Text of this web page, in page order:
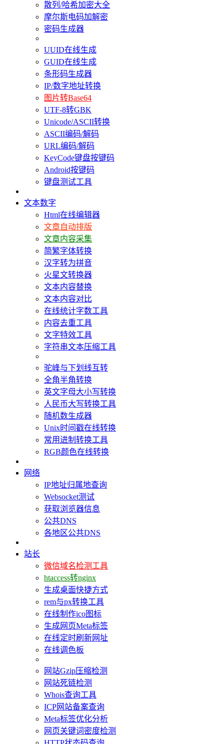
散列/哈希加密大全
摩尔斯电码加解密
密码生成器
UUID在线生成
GUID在线生成
条形码生成器
IP/数字地址转换
图片转Base64
UTF-8转GBK
Unicode/ASCII转换
ASCII编码/解码
URL编码/解码
KeyCode键盘按键码
Android按键码
键盘测试工具
文本数字
Html在线编辑器
文章自动排版
文章内容采集
简繁字体转换
汉字转为拼音
火星文转换器
文本内容替换
文本内容对比
在线统计字数工具
内容去重工具
文字特效工具
字符串文本压缩工具
驼峰与下划线互转
全角半角转换
英文字母大小写转换
人民币大写转换工具
随机数生成器
Unix时间戳在线转换
常用进制转换工具
RGB颜色在线转换
网络
IP地址归属地查询
Websocket测试
获取浏览器信息
公共DNS
各地区公共DNS
站长
微信域名检测工具
htaccess转nginx
生成桌面快捷方式
rem与px转换工具
在线制作ico图标
生成网页Meta标签
在线定时刷新网址
在线调色板
网站Gzip压缩检测
网站死链检测
Whois查询工具
ICP网站备案查询
Meta标签优化分析
网页关键词密度检测